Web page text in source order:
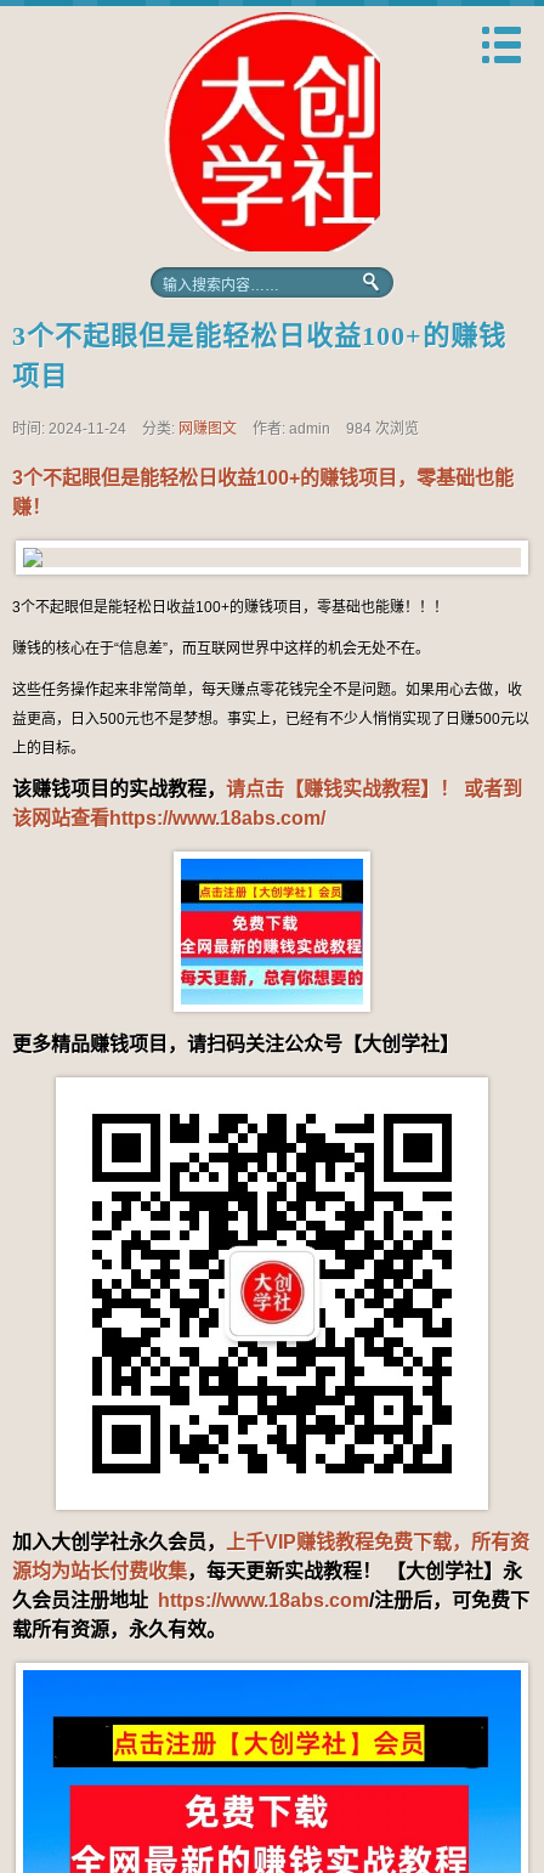
3个不起眼但是能轻松日收益100+的赚钱
项目
时间: 2024-11-24 分类: 网赚图文 作者: admin 984 次浏览
3个不起眼但是能轻松日收益100+的赚钱项目，零基础也能
赚！
3个不起眼但是能轻松日收益100+的赚钱项目，零基础也能赚！！！
赚钱的核心在于“信息差”，而互联网世界中这样的机会无处不在。
这些任务操作起来非常简单，每天赚点零花钱完全不是问题。如果用心去做，收
益更高，日入500元也不是梦想。事实上，已经有不少人悄悄实现了日赚500元以
上的目标。
该赚钱项目的实战教程， 请点击【赚钱实战教程】！ 或者到
该网站查看https://www.18abs.com/
更多精品赚钱项目，请扫码关注公众号【大创学社】
加入大创学社永久会员，
上千VIP赚钱教程免费下载，所有资
源均为站长付费收集，每天更新实战教程！ 【大创学社】永
久会员注册地址
https://www.18abs.com/注册后，可免费下
载所有资源，永久有效。